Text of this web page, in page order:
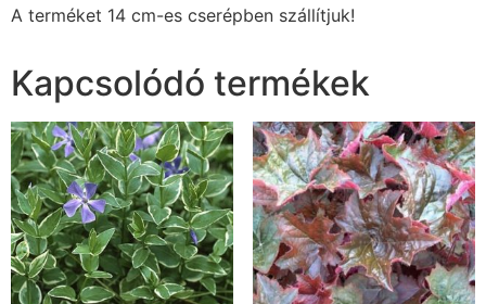
A terméket 14 cm-es cserépben szállítjuk!
Kapcsolódó termékek